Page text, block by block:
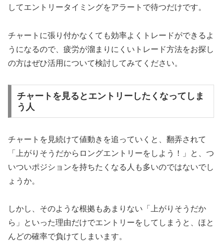
してエントリータイミングをアラートで待つだけです。
チャートに張り付かなくても効率よくトレードができるよ
うになるので、疲労が溜まりにくいトレード方法をお探し
の方はぜひ活用について検討してみてください。
チャートを見るとエントリーしたくなってしま
う人
チャートを見続けて値動きを追っていくと、翻弄されて
「上がりそうだからロングエントリーをしよう！」と、つ
いついポジションを持ちたくなる人も多いのではないでし
ょうか。
しかし、そのような根拠もあまりない「上がりそうだか
ら」といった理由だけでエントリーをしてしまうと、ほと
んどの確率で負けてしまいます。